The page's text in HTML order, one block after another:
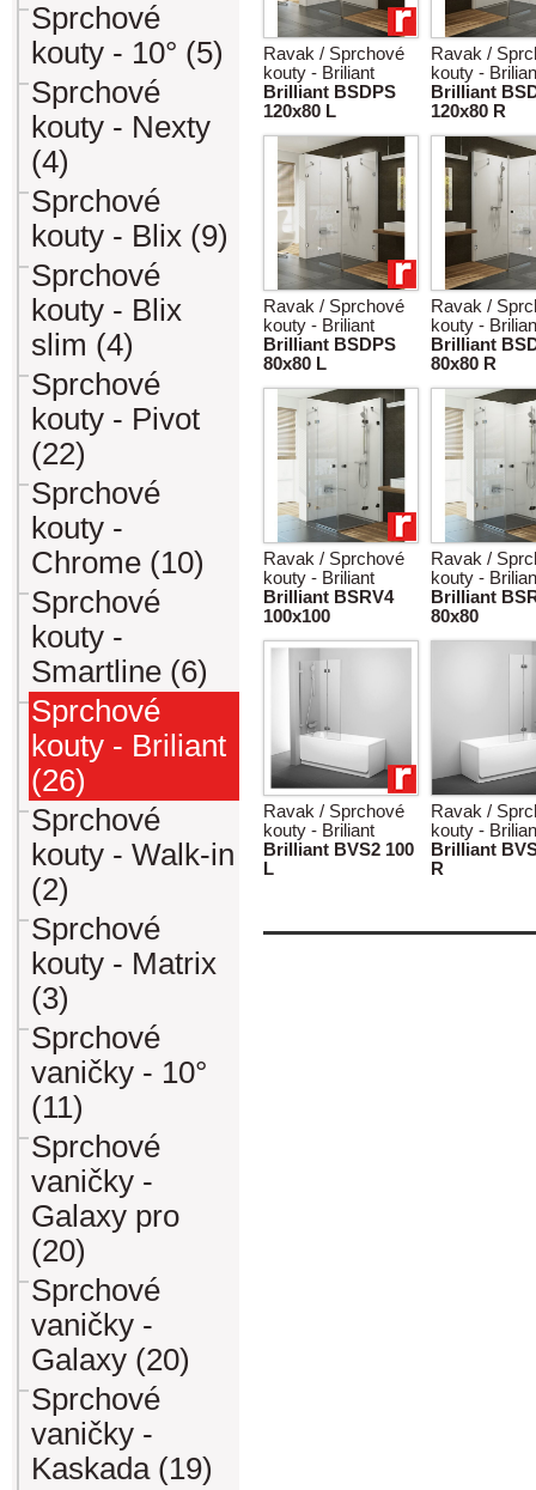
Sprchové
kouty - 10° (5)
Sprchové
kouty - Nexty
(4)
Sprchové
kouty - Blix (9)
Sprchové
kouty - Blix
slim (4)
Sprchové
kouty - Pivot
(22)
Sprchové
kouty -
Chrome (10)
Sprchové
kouty -
Smartline (6)
Sprchové
kouty - Briliant
(26)
Sprchové
kouty - Walk-in
(2)
Sprchové
kouty - Matrix
(3)
Sprchové
vaničky - 10°
(11)
Sprchové
vaničky -
Galaxy pro
(20)
Sprchové
vaničky -
Galaxy (20)
Sprchové
vaničky -
Kaskada (19)
Ravak / Sprchové
kouty - Briliant
Brilliant BSDPS
120x80 L
Ravak /
kouty -
Brilliant
120x80 R
Ravak / Sprchové
kouty - Briliant
Brilliant BSDPS
80x80 L
Ravak /
kouty -
Brilliant
80x80 R
Ravak / Sprchové
kouty - Briliant
Brilliant BSRV4
100x100
Ravak /
kouty -
Brilliant
80x80
Ravak / Sprchové
kouty - Briliant
Brilliant BVS2 100
L
Ravak /
kouty -
Brilliant
R